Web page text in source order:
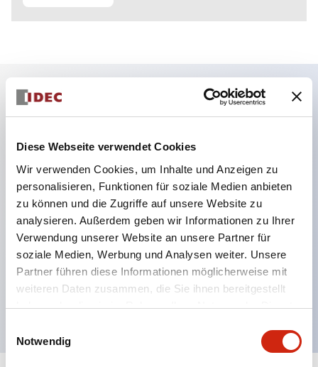
Diese Webseite verwendet Cookies
Wir verwenden Cookies, um Inhalte und Anzeigen zu
personalisieren, Funktionen für soziale Medien anbieten
zu können und die Zugriffe auf unsere Website zu
analysieren. Außerdem geben wir Informationen zu Ihrer
Verwendung unserer Website an unsere Partner für
soziale Medien, Werbung und Analysen weiter. Unsere
Partner führen diese Informationen möglicherweise mit
weiteren Daten zusammen, die Sie ihnen bereitgestellt
haben oder die sie im Rahmen Ihrer Nutzung der Dienste
Notwendig
Hauptmerkmale
Genaue und zuverlässige Erkennung
Schnelle Reaktionszeit
Kompaktes Gehäusedesign
Sieben optische Funktionen:
Hintergrundunterdrückung, Durchlicht,
polarisiertes Reflexionslicht, diffus reflektierend,
kleinstrahl-reflektierend, konvergierend